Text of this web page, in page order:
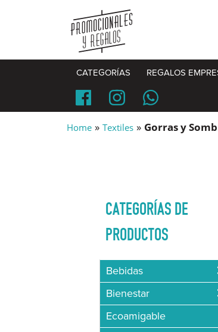
CATEGORÍAS REGALOS
Home » Textiles » Gorras y
CATEGORÍAS DE
PRODUCTOS
Bebidas
Bienestar
Ecoamigable